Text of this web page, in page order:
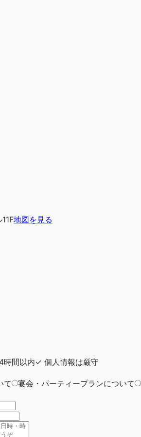
地図を見る
時間以内✓ 個人情報は厳守
て 宴会・パーティープランについて